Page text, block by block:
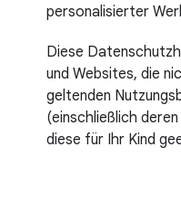
personalisierter
Diese
und Websites, die
geltenden
(einschließlich
diese für Ihr Kind